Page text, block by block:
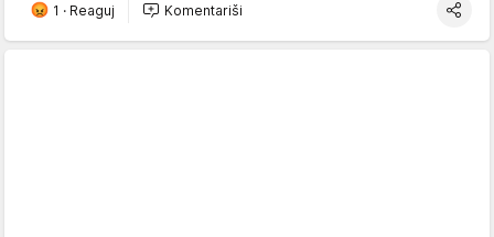
1 · Reaguj Komentariši